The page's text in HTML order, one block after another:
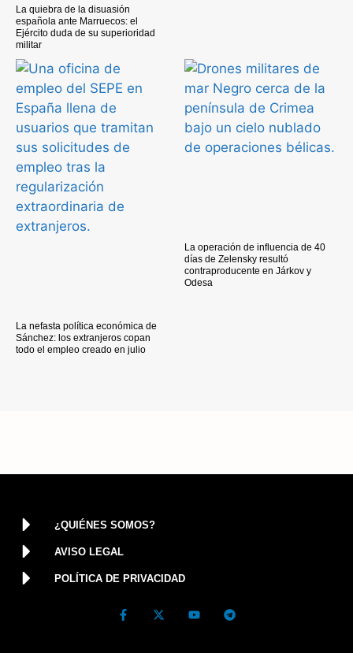
La quiebra de la disuasión
española ante Marruecos: el
Ejército duda de su superioridad
militar
La nefasta política económica de
Sánchez: los extranjeros copan
todo el empleo creado en julio
La operación de influencia de 40
días de Zelensky resultó
contraproducente en Járkov y
Odesa
¿QUIÉNES SOMOS?
AVISO LEGAL
POLÍTICA DE PRIVACIDAD